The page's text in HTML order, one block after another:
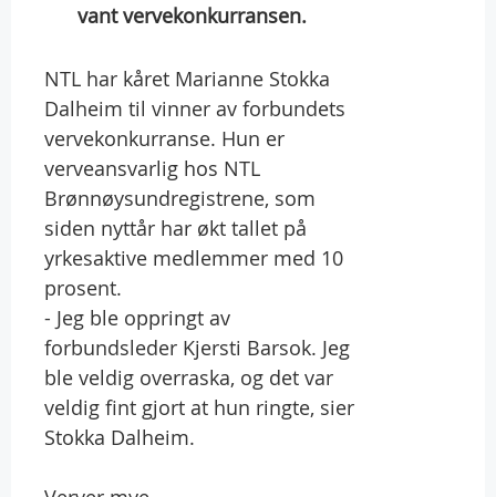
vant vervekonkurransen.
NTL har kåret Marianne Stokka
Dalheim til vinner av forbundets
vervekonkurranse. Hun er
verveansvarlig hos NTL
Brønnøysundregistrene, som
siden nyttår har økt tallet på
yrkesaktive medlemmer med 10
prosent.
- Jeg ble oppringt av
forbundsleder Kjersti Barsok. Jeg
ble veldig overraska, og det var
veldig fint gjort at hun ringte, sier
Stokka Dalheim.